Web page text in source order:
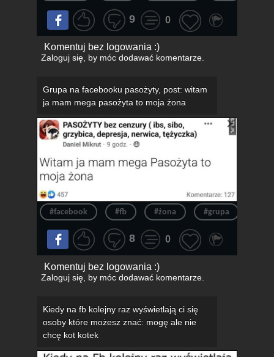
9 0
Komentuj bez logowania :)
Zaloguj się, by móc dodawać komentarze.
Grupa na facebooku pasożyty, post: witam
ja mam mega pasożyta to moja żona
#facebook #fb #żona #grupa
8 0
Komentuj bez logowania :)
Zaloguj się, by móc dodawać komentarze.
Kiedy na fb kolejny raz wyświetlają ci się
osoby które możesz znać: mogę ale nie
chcę kot kotek